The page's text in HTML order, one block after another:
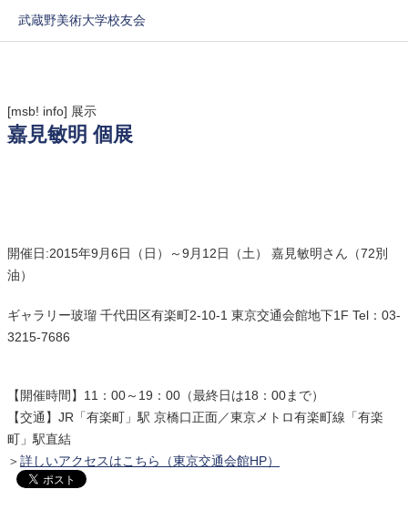
武蔵野美術大学校友会
[msb! info] 展示
嘉見敏明 個展
開催日:2015年9月6日（日）～9月12日（土） 嘉見敏明さん（72別
油）
ギャラリー玻瑠 千代田区有楽町2-10-1 東京交通会館地下1F Tel：03-
3215-7686
【開催時間】11：00～19：00（最終日は18：00まで）
【交通】JR「有楽町」駅 京橋口正面／東京メトロ有楽町線「有楽
町」駅直結
＞詳しいアクセスはこちら（東京交通会館HP）